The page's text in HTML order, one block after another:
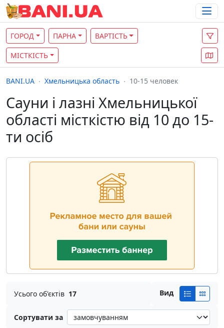
ГОРОД ПАРНА ВАРТІСТЬ
МІСТКІСТЬ
BANI.UA Хмельницька область 10-15 человек
Сауни і лазні Хмельницької
області місткістю від 10 до 15-
ти осіб
Усього об'єктів 17 Вид
Сортувати за